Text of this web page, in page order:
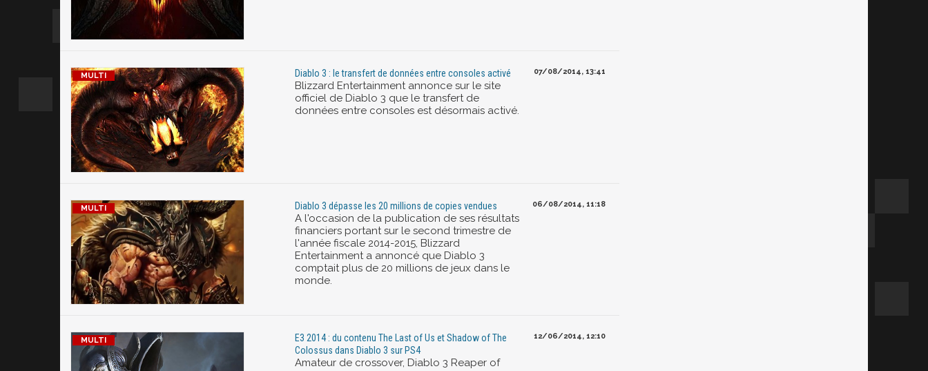
Diablo 3 : le transfert de données entre consoles activé
Blizzard Entertainment annonce sur le site
officiel de Diablo 3 que le transfert de
données entre consoles est désormais activé.
07/08/2014, 13:41
Diablo 3 dépasse les 20 millions de copies vendues
A l'occasion de la publication de ses résultats
financiers portant sur le second trimestre de
l'année fiscale 2014-2015, Blizzard
Entertainment a annoncé que Diablo 3
comptait plus de 20 millions de jeux dans le
monde.
06/08/2014, 11:18
E3 2014 : du contenu The Last of Us et Shadow of The
Colossus dans Diablo 3 sur PS4
Amateur de crossover, Diablo 3 Reaper of
12/06/2014, 12:10